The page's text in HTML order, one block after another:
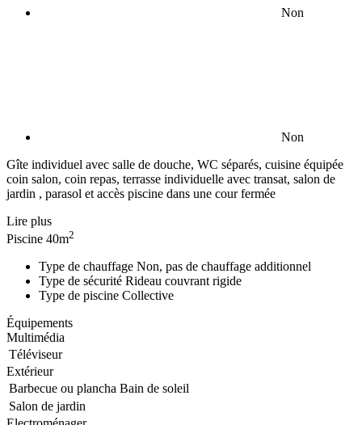
Non
Non
Gîte individuel avec salle de douche, WC séparés, cuisine équipée
coin salon, coin repas, terrasse individuelle avec transat, salon de
jardin , parasol et accès piscine dans une cour fermée
Lire plus
Piscine 40m2
Type de chauffage Non, pas de chauffage additionnel
Type de sécurité Rideau couvrant rigide
Type de piscine Collective
Équipements
Multimédia
Téléviseur
Extérieur
Barbecue ou plancha Bain de soleil
Salon de jardin